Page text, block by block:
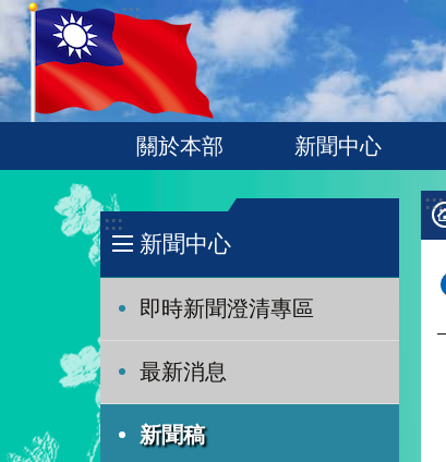
跳到主要內容區塊
:::
關於本部 新聞中心
:::
新聞中心
即時新聞澄清專區
最新消息
新聞稿
:::